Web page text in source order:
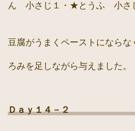
ん 小さじ１・★とうふ 小さ
豆腐がうまくペーストにならな
ろみを足しながら与えました。
Ｄａｙ１４－２